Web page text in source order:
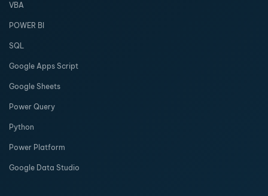
VBA
POWER BI
SQL
Google Apps Script
Google Sheets
Power Query
Python
Power Platform
Google Data Studio